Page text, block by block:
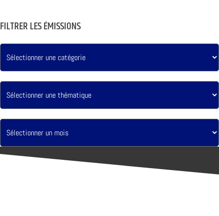
FILTRER LES ÉMISSIONS